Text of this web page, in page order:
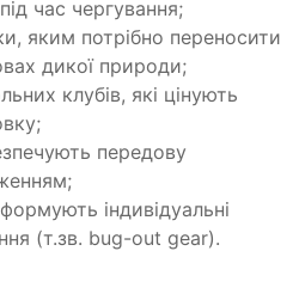
час чергування;
яким потрібно переносити
дикої природи;
клубів, які цінують
передову
індивідуальні
(т.зв. bug-out gear).